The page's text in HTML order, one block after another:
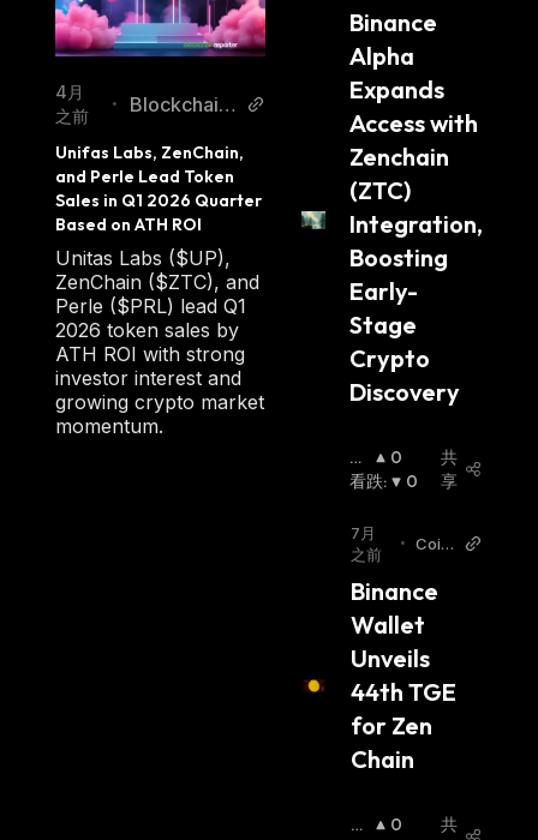
4月
之前
•
Blockchain
Unifas Labs, ZenChain,
and Perle Lead Token
Sales in Q1 2026 Quarter
Based on ATH ROI
Unitas Labs ($UP),
ZenChain ($ZTC), and
Perle ($PRL) lead Q1
2026 token sales by
ATH ROI with strong
investor interest and
growing crypto market
momentum.
ld
Binance
Alpha
Expands
Access with
Zenchain
(ZTC)
Integration,
Boosting
Early-
Stage
Crypto
Discovery
看
涨:
0
看跌: 0
共
享
7月
之前
• Coin
a
Binance
Wallet
Unveils
44th TGE
for Zen
Chain
看
0
共